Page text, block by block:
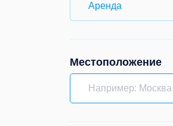
Аренда
Местоположение